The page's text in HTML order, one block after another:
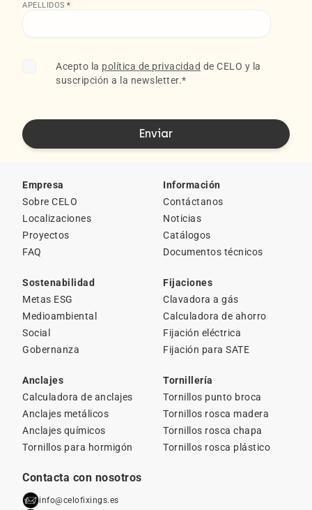
APELLIDOS *
Acepto la política de privacidad de CELO y la
suscripción a la newsletter.*
Empresa
Sobre CELO
Localizaciones
Proyectos
FAQ
Información
Contáctanos
Noticias
Catálogos
Documentos técnicos
Sostenabilidad
Metas ESG
Medioambiental
Social
Gobernanza
Fijaciones
Clavadora a gás
Calculadora de ahorro
Fijación eléctrica
Fijación para SATE
Anclajes
Calculadora de anclajes
Anclajes metálicos
Anclajes químicos
Tornillos para hormigón
Tornillería
Tornillos punto broca
Tornillos rosca madera
Tornillos rosca chapa
Tornillos rosca plástico
Contacta con nosotros
info@celofixings.es